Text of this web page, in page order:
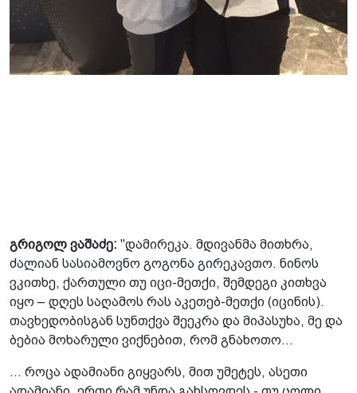
გრიგოლ ვაშაძე: "დამირეკა. მდივანმა მითხრა,
ძალიან სასიამოვნო გოგონა გირეკავთო. ნინოს
ვკითხე, ქართული თუ იცი-მეთქი, შემდეგი კითხვა
იყო – დღეს საღამოს რას აკეთებ-მეთქი (იცინის).
თავხედობისგან სუნთქვა შეეკრა და მიპასუხა, მე და
ბებია მოხარული ვიქნებით, რომ გნახოთო...
... როცა ადამიანი გიყვარს, მით უმეტეს, ასეთი